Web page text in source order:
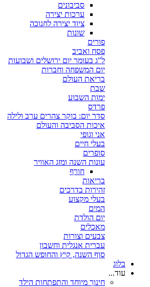
סביבונים
ערכות יצירה
ציוד יצירה לחנוכה
שונות
פורים
פסח ואביב
ל"ג בעומר יום ירושלים ושבועות
יום המשפחה וחברות
בריאת העולם
שבת
ימות השבוע
פרדס
סדר יום: בוקר צהרים ערב ולילה
איכות הסביבה והעולם
אני וגופי
בעלי חיים
סופרים
עונות השנה ומזג האוויר
חורף
בריאות
זהירות בדרכים
בעלי מקצוע
המים
יום הולדת
מאכלים
צבעים וצורות
עברית אנגלית וחשבון
סוף השנה, קיץ והחופש הגדול
בלוג
עוד...
חינוך מיוחד והתפתחות הילד